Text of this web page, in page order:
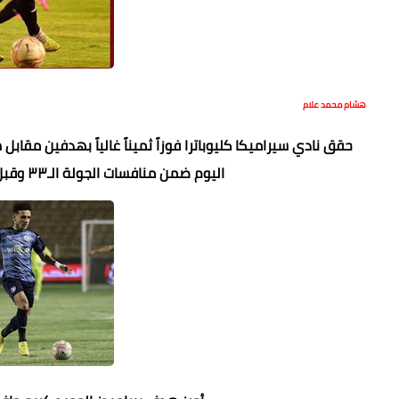
هشام محمد علام
حقق نادي سيراميكا كليوباترا فوزاً ثميناً غالياً بهدفين
اليوم ضمن منافسات الجولة الـ٣٣ وقبل الأخيرة من عمر بطولة الدوري المصري الممتاز.